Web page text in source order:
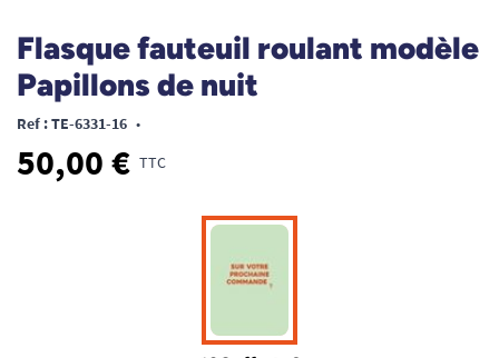
Flasque fauteuil roulant modèle
Papillons de nuit
Ref : TE-6331-16 •
50,00 € TTC